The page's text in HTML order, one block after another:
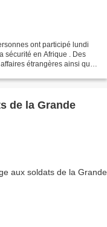
ont participé lundi
sécurité en Afrique . Des
étrangères ainsi que
de la Grande